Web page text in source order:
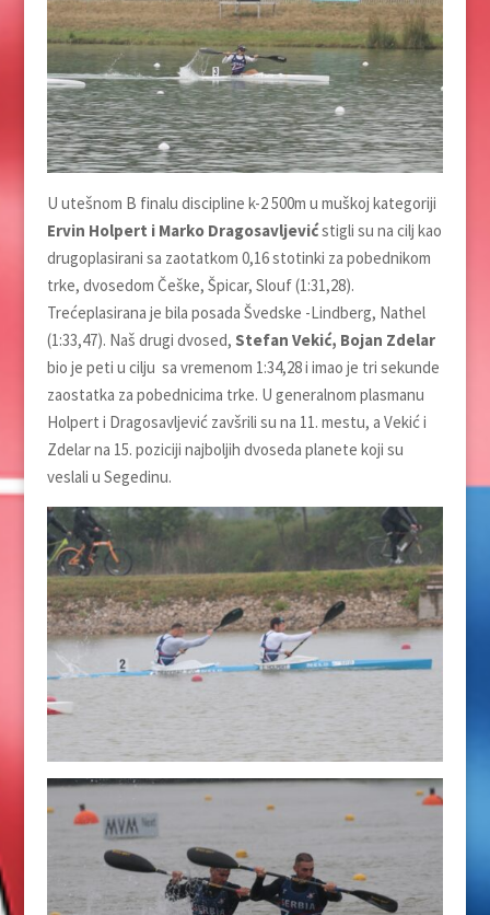
U utešnom B finalu discipline k-2 500m u muškoj kategoriji
Ervin Holpert i Marko Dragosavljevićstigli su na cilj kao
drugoplasirani sa zaotatkom 0,16 stotinki za pobednikom
trke, dvosedom Češke, Špicar, Slouf (1:31,28).
Trećeplasirana je bila posada Švedske -Lindberg, Nathel
(1:33,47). Naš drugi dvosed, Stefan Vekić, Bojan Zdelar
bio je peti u cilju sa vremenom 1:34,28 i imao je tri sekunde
zaostatka za pobednicima trke. U generalnom plasmanu
Holpert i Dragosavljević zavšrili su na 11. mestu, a Vekić i
Zdelar na 15. poziciji najboljih dvoseda planete koji su
veslali u Segedinu.